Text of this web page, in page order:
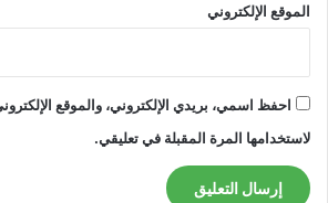
الموقع الإلكتروني
احفظ اسمي، بريدي الإلكتروني، والموقع
لاستخدامها المرة المقبلة في تعليقي.